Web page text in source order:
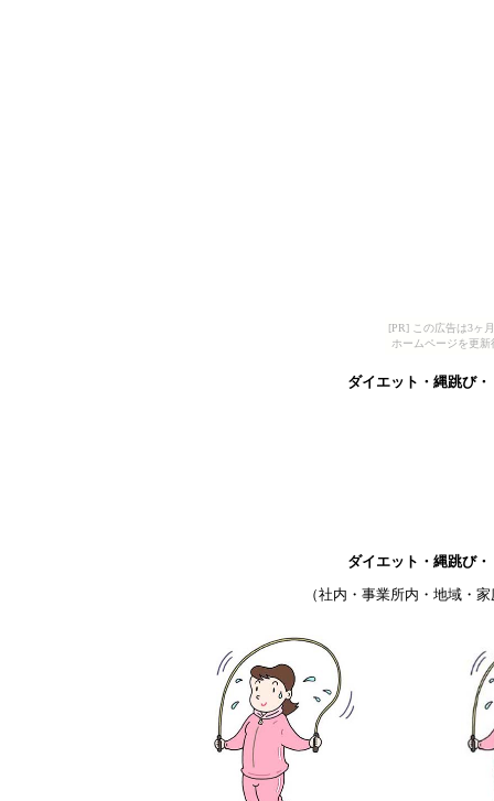
[PR] この広告は3ヶ
ホームページを更
ダイエット・縄跳び
ダイエット・縄跳び
（社内・事業所内・地域・